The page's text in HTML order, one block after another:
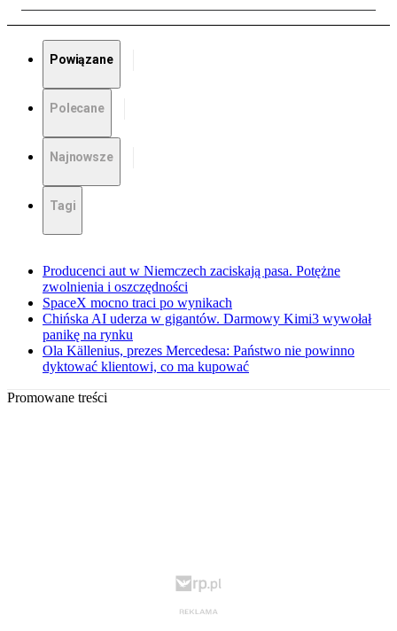
Powiązane
Polecane
Najnowsze
Tagi
Producenci aut w Niemczech zaciskają pasa. Potężne
zwolnienia i oszczędności
SpaceX mocno traci po wynikach
Chińska AI uderza w gigantów. Darmowy Kimi3 wywołał
panikę na rynku
Ola Källenius, prezes Mercedesa: Państwo nie powinno
dyktować klientowi, co ma kupować
Promowane treści